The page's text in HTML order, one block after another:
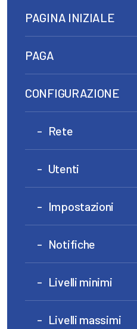
PAGINA INIZIALE
PAGA
CONFIGURAZIONE
Rete
Utenti
Impostazioni
Notifiche
Livelli minimi
Livelli massimi